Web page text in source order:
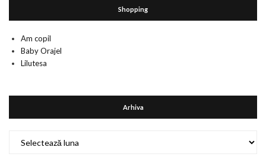
Shopping
Am copil
Baby Orajel
Lilutesa
Arhiva